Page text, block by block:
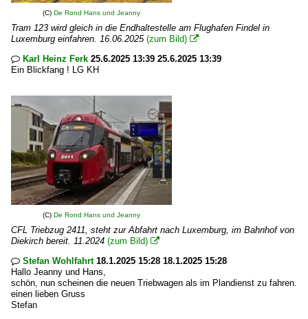
(C) De Rond Hans und Jeanny
Tram 123 wird gleich in die Endhaltestelle am Flughafen Findel in
Luxemburg einfahren. 16.06.2025 (zum Bild) 
 Karl Heinz Ferk 25.6.2025 13:39 25.6.2025 13:39
Ein Blickfang ! LG KH
(C) De Rond Hans und Jeanny
CFL Triebzug 2411, steht zur Abfahrt nach Luxemburg, im Bahnhof von
Diekirch bereit. 11.2024 (zum Bild) 
 Stefan Wohlfahrt18.1.2025 15:28 18.1.2025 15:28
Hallo Jeanny und Hans,
schön, nun scheinen die neuen Triebwagen als im Plandienst zu fahren.
einen lieben Gruss
Stefan